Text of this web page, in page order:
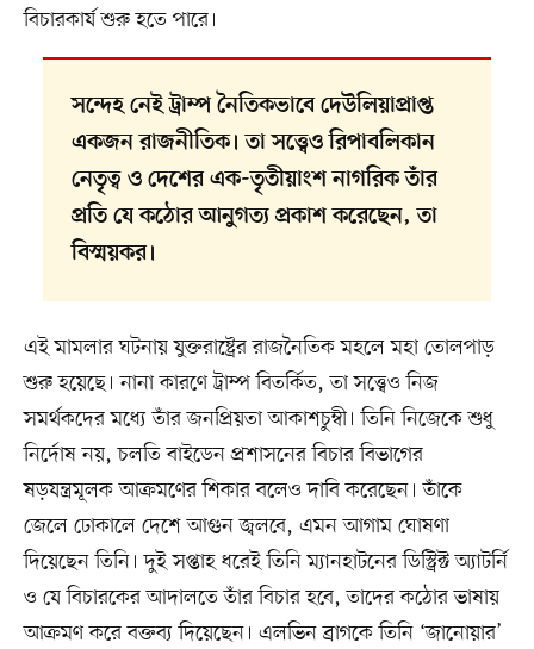
বিচারকার্য শুরু হতে পারে।
সন্দেহ নেই ট্রাম্প নৈতিকভাবে দেউলিয়াপ্রাপ্ত
একজন রাজনীতিক। তা সত্ত্বেও রিপাবলিকান
নেতৃত্ব ও দেশের এক-তৃতীয়াংশ নাগরিক তাঁর
প্রতি যে কঠোর আনুগত্য প্রকাশ করেছেন, তা
বিস্ময়কর।
এই মামলার ঘটনায় যুক্তরাষ্ট্রের রাজনৈতিক মহলে মহা তোলপাড়
শুরু হয়েছে। নানা কারণে ট্রাম্প বিতর্কিত, তা সত্ত্বেও নিজ
সমর্থকদের মধ্যে তাঁর জনপ্রিয়তা আকাশচুম্বী। তিনি নিজেকে শুধু
নির্দোষ নয়, চলতি বাইডেন প্রশাসনের বিচার বিভাগের
ষড়যন্ত্রমূলক আক্রমণের শিকার বলেও দাবি করেছেন। তাঁকে
জেলে ঢোকালে দেশে আগুন জ্বলবে, এমন আগাম ঘোষণা
দিয়েছেন তিনি। দুই সপ্তাহ ধরেই তিনি ম্যানহাটনের ডিস্ট্রিক্ট অ্যাটর্নি
ও যে বিচারকের আদালতে তাঁর বিচার হবে, তাদের কঠোর ভাষায়
আক্রমণ করে বক্তব্য দিয়েছেন। এলভিন ব্রাগকে তিনি ‘জানোয়ার’